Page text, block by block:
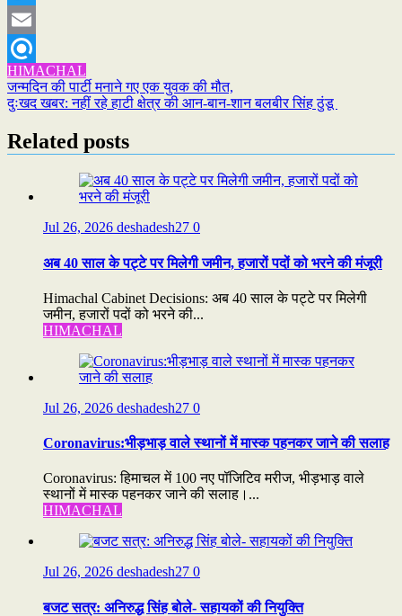
Twitter
Email
Refind
HIMACHAL
Post
navigation
जन्मदिन की पार्टी मनाने गए एक युवक की मौत,
दुःखद खबर: नहीं रहे हाटी क्षेत्र की आन-बान-शान बलबीर सिंह ठुंडू
Related posts
Jul 26, 2026 deshadesh27 0
अब 40 साल के पट्टे पर मिलेगी जमीन, हजारों पदों को भरने की मंजूरी
Himachal Cabinet Decisions: अब 40 साल के पट्टे पर मिलेगी
जमीन, हजारों पदों को भरने की...
HIMACHAL
Jul 26, 2026 deshadesh27 0
Coronavirus:भीड़भाड़ वाले स्थानों में मास्क पहनकर जाने की सलाह
Coronavirus: हिमाचल में 100 नए पॉजिटिव मरीज, भीड़भाड़ वाले
स्थानों में मास्क पहनकर जाने की सलाह।...
HIMACHAL
Jul 26, 2026 deshadesh27 0
बजट सत्र: अनिरुद्ध सिंह बोले- सहायकों की नियुक्ति